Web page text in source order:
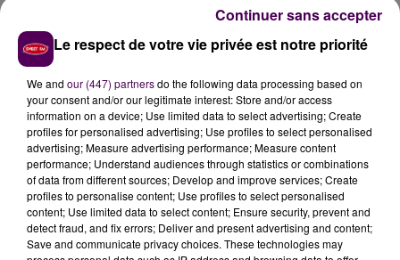
de rayonner très efficacement, confirme se tenir
prête à accueillir 150 000 festivaliers et souligne avoir
notamment contribué à l'installation d' une passerelle
piétonne
l'événement tout en ayant travaillé à"la mise en
place d'une signalétique pour faciliter l'accès au
site".
Le respect de votre vie privée est notre priorité
We and our (447) partnersdo the following data processing based on
your consent and/or our legitimate interest: Store and/or access
information on a device; Use limited data to select advertising; Create
profiles for personalised advertising; Use profiles to select personalised
advertising; Measure advertising performance; Measure content
performance; Understand audiences through statistics or combinations
of data from different sources; Develop and improve services; Create
profiles to personalise content; Use profiles to select personalised
content; Use limited data to select content; Ensure security, prevent and
detect fraud, and fix errors; Deliver and present advertising and content;
Save and communicate privacy choices. These technologies may
Continuer sans accepter